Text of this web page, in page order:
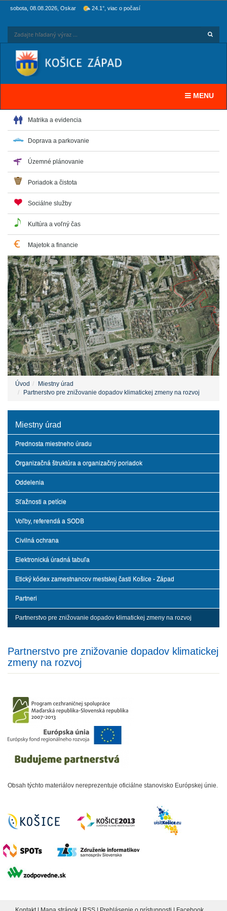
sobota, 08.08.2026, Oskar 24.1°, viac o počasí
Toggle
MENU
Matrika a evidencia
Doprava a parkovanie
Územné plánovanie
Poriadok a čistota
Sociálne služby
Kultúra a voľný čas
Majetok a financie
Úvod
Miestny úrad
Partnerstvo pre znižovanie dopadov klimatickej zmeny na rozvoj
Miestny úrad
Prednosta miestneho úradu
Organizačná štruktúra a organizačný poriadok
Oddelenia
Sťažnosti a petície
Voľby, referendá a SODB
Civilná ochrana
Elektronická úradná tabuľa
Etický kódex zamestnancov mestskej časti Košice - Západ
Partneri
Partnerstvo pre znižovanie dopadov klimatickej zmeny na rozvoj
Partnerstvo pre znižovanie dopadov klimatickej
zmeny na rozvoj
Obsah týchto materiálov nereprezentuje oficiálne stanovisko Európskej únie.